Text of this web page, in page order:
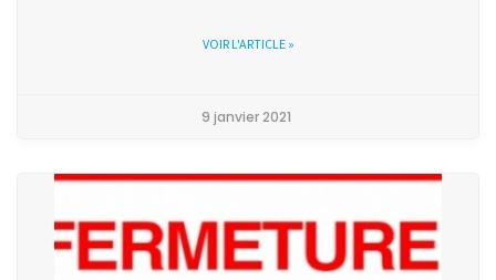
VOIR L'ARTICLE »
9 janvier 2021